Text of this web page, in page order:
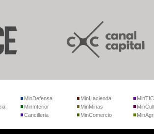
MinDefensa
MinInterior
Cancilleria
MinHacienda
MinMinas
MinComercio
MinTIC